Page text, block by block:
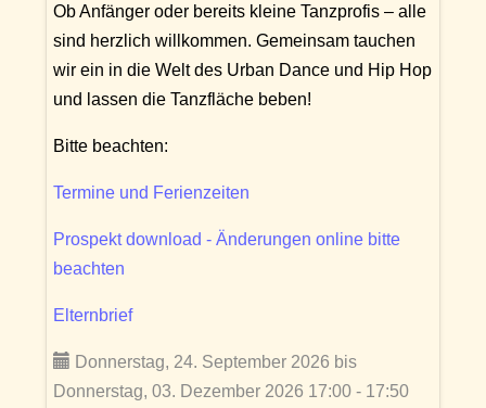
Ob Anfänger oder bereits kleine Tanzprofis – alle
sind herzlich willkommen. Gemeinsam tauchen
wir ein in die Welt des Urban Dance und Hip Hop
und lassen die Tanzfläche beben!
Bitte beachten:
Termine und Ferienzeiten
Prospekt download - Änderungen online bitte
beachten
Elternbrief
Donnerstag, 24. September 2026 bis
Donnerstag, 03. Dezember 2026 17:00 - 17:50